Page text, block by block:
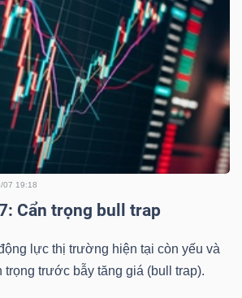
07 19:18
Cẩn trọng bull trap
lực thị trường hiện tại còn yếu và
trọng trước bẫy tăng giá (bull trap).